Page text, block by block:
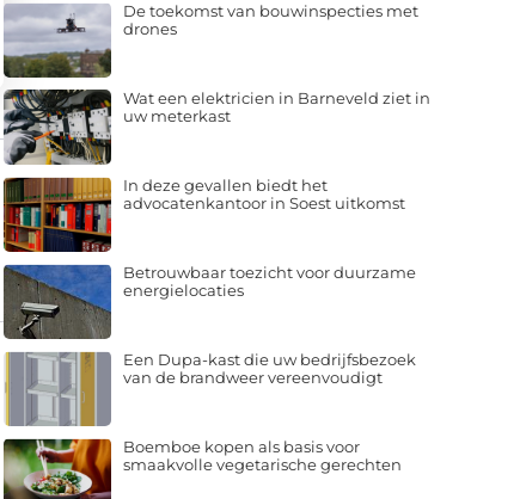
De toekomst van bouwinspecties met
drones
Wat een elektricien in Barneveld ziet in
uw meterkast
In deze gevallen biedt het
advocatenkantoor in Soest uitkomst
Betrouwbaar toezicht voor duurzame
energielocaties
Een Dupa-kast die uw bedrijfsbezoek
van de brandweer vereenvoudigt
Boemboe kopen als basis voor
smaakvolle vegetarische gerechten